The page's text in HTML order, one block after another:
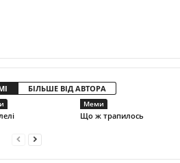
БІЛЬШЕ ВІД АВТОРА
Меми
Що ж трапилось